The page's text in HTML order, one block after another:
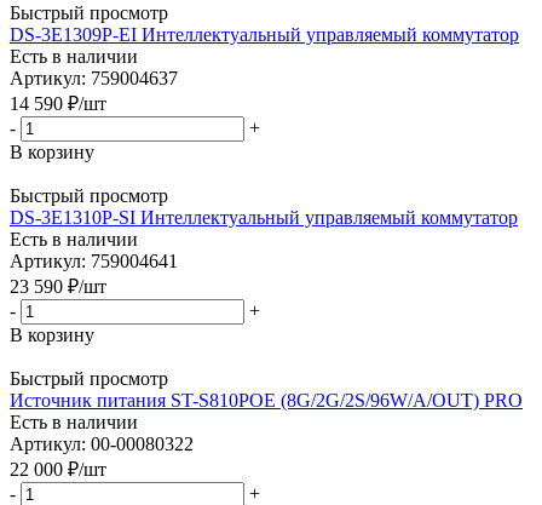
Быстрый просмотр
DS-3E1309P-EI Интеллектуальный управляемый коммутатор
Есть в наличии
Артикул: 759004637
14 590 ₽/шт
-
+
В корзину
Быстрый просмотр
DS-3E1310P-SI Интеллектуальный управляемый коммутатор
Есть в наличии
Артикул: 759004641
23 590 ₽/шт
-
+
В корзину
Быстрый просмотр
Источник питания ST-S810POE (8G/2G/2S/96W/А/OUT) PRO
Есть в наличии
Артикул: 00-00080322
22 000 ₽/шт
-
+